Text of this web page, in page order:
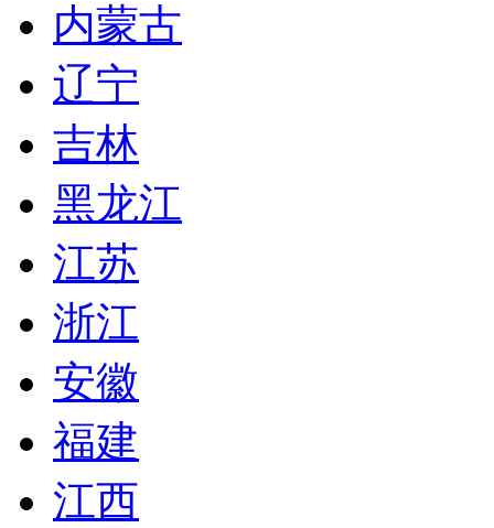
内蒙古
辽宁
吉林
黑龙江
江苏
浙江
安徽
福建
江西